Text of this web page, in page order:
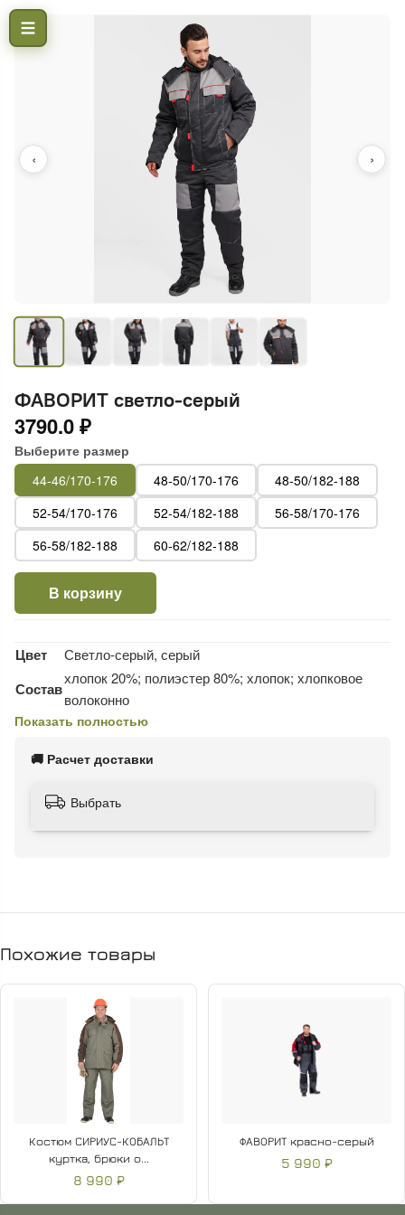
‹ ›
ФАВОРИТ светло-серый
3790.0 ₽
Выберите размер
44-46/170-176
48-50/170-176
48-50/182-188
52-54/170-176
52-54/182-188
56-58/170-176
56-58/182-188
60-62/182-188
В корзину
Основная информация
Цвет Светло-серый, серый
Состав
хлопок 20%; полиэстер 80%; хлопок; хлопковое
волоконно
Пол Мужской
Рост модели на
фото
подкладки
Температурный
режим
Сфера применения
строительство; производство
Вид застежки
Количество
Тип карманов
Тип рукава длинные
Опции капюшона
Особенности
Показать полностью
🚚 Расчет доставки
Выбрать
Похожие товары
Костюм СИРИУС-КОБАЛЬТ
куртка, брюки о...
8 990 ₽
ФАВОРИТ красно-серый
5 990 ₽